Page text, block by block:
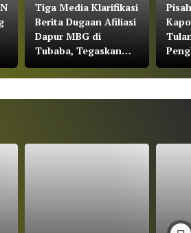
Tiga Media Klarifikasi
Berita Dugaan Afiliasi
Dapur MBG di
Tubaba, Tegaskan
Bekerja Sesuai UU
Pers dan Kode Etik